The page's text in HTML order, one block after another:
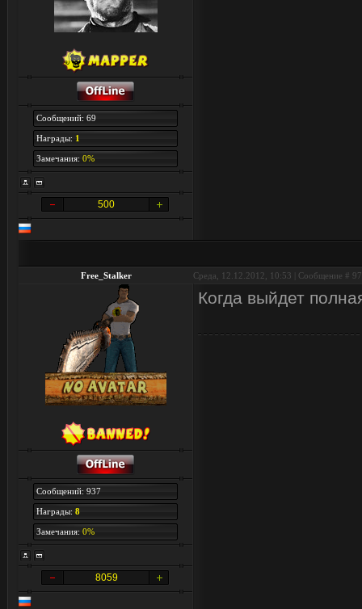
Сообщений: 69
Награды: 1
Замечания: 0%
500
Free_Stalker Среда, 12.12.2012, 10:53 | Сообщение # 97
Сообщений: 937
Награды: 8
Замечания: 0%
8059
Когда выйдет